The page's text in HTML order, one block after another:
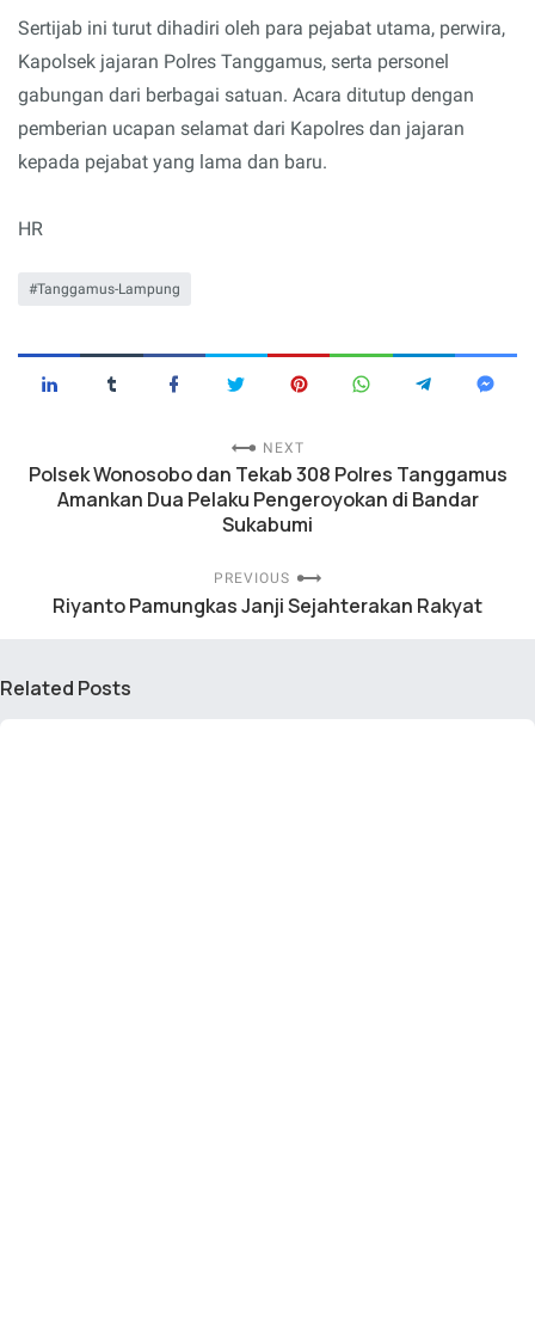
Sertijab ini turut dihadiri oleh para pejabat utama, perwira,
Kapolsek jajaran Polres Tanggamus, serta personel
gabungan dari berbagai satuan. Acara ditutup dengan
pemberian ucapan selamat dari Kapolres dan jajaran
kepada pejabat yang lama dan baru.
HR
Tanggamus-Lampung
NEXT
Polsek Wonosobo dan Tekab 308 Polres Tanggamus
Amankan Dua Pelaku Pengeroyokan di Bandar
Sukabumi
PREVIOUS
Riyanto Pamungkas Janji Sejahterakan Rakyat
Related Posts